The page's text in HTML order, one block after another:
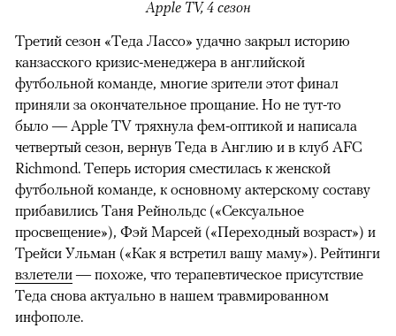
Apple TV, 4 сезон
00:00 / 00:00
Третий сезон «Теда Лассо» удачно закрыл историю
канзасского кризис-менеджера в английской
футбольной команде, многие зрители этот финал
приняли за окончательное прощание. Но не тут-то
было — Apple TV тряхнула фем-оптикой и написала
четвертый сезон, вернув Теда в Англию и в клуб AFC
Richmond. Теперь история сместилась к женской
футбольной команде, к основному актерскому составу
прибавились Таня Рейнольдс («Сексуальное
просвещение»), Фэй Марсей («Переходный возраст») и
Трейси Ульман («Как я встретил вашу маму»). Рейтинги
взлетели — похоже, что терапевтическое присутствие
Теда снова актуально в нашем травмированном
инфополе.